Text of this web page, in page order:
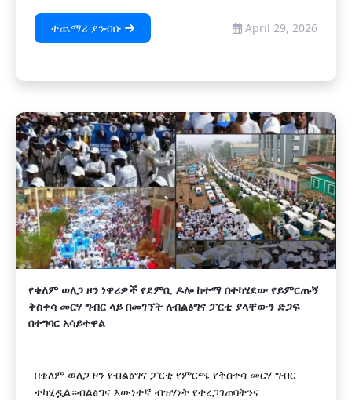
ተጨማሪ ያንብቡ April 29, 2026
የቄለም ወለጋ ዞን ነዋሪዎች የደምቢ ዶሎ ከተማ በተካሄደው የይምርጡኝ
ቅስቀሳ መርሃ ግብር ላይ በመገኘት ለብልፅግና ፓርቲ ያላቸውን ድጋፍ
በተግባር አሳይተዋል
በቄለም ወለጋ ዞን የብልፅግና ፓርቲ የምርጫ የቅስቀሳ መርሃ ግብር
ተካሂዷል።ብልፅግና እውነተኛ ብዝሃነት የተረጋገጠባትንና